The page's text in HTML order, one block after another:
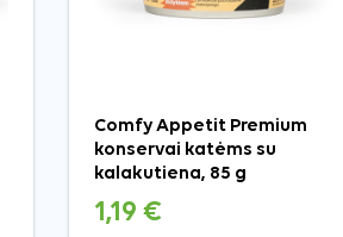
Comfy Appetit Premium
konservai katėms su
kalakutiena, 85 g
1,19 €